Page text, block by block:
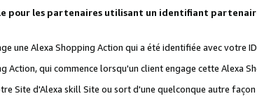
pour les partenaires utilisant un identifiant
une Alexa Shopping Action qui a été identifiée avec votre
Action, qui commence lorsqu'un client engage cette Alexa
Site d'Alexa skill Site ou sort d'une quelconque autre